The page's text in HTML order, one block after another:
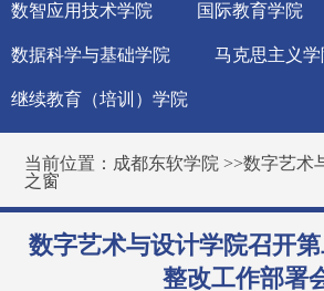
数智应用技术学院 国际教育学院
数据科学与基础学院 马克思主义学
继续教育（培训）学院
当前位置： 成都东软学院 >>数字艺术
之窗
数字艺术与设计学院召开
整改工作部署